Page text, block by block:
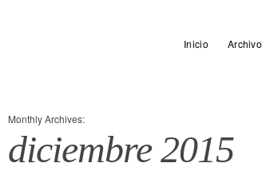
Inicio Archivo
Monthly Archives:
diciembre 2015